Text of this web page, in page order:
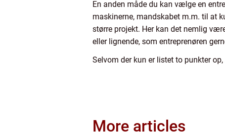
En anden måde du kan vælge en
maskinerne, mandskabet m.m. til at
større projekt. Her kan det nemlig
eller lignende, som entreprenøren
Selvom der kun er listet to punkter
More articles